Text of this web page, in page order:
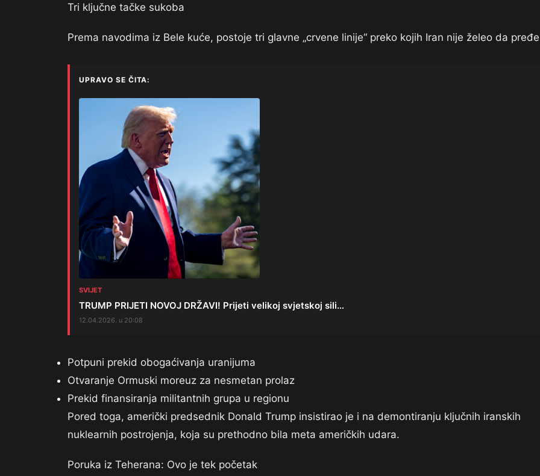
Tri ključne tačke sukoba
Prema navodima iz Bele kuće, postoje tri glavne „crvene linije“ preko kojih Iran nije želeo da
UPRAVO SE ČITA:
SVIJET
TRUMP PRIJETI NOVOJ DRŽAVI! Prijeti velikoj svjetskoj sili…
12.04.2026. u 20:08
Potpuni prekid obogaćivanja uranijuma
Otvaranje Ormuski moreuz za nesmetan prolaz
Prekid finansiranja militantnih grupa u regionu
Pored toga, američki predsednik Donald Trump insistirao je i na demontiranju ključnih iranskih
nuklearnih postrojenja, koja su prethodno bila meta američkih udara.
Poruka iz Teherana: Ovo je tek početak